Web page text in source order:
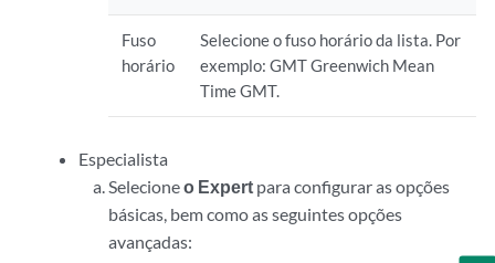
Fuso
horário
Selecione o fuso horário da lista. Por
exemplo: GMT Greenwich Mean
Time GMT.
Especialista
Selecioneo Expert para configurar as opções
básicas, bem como as seguintes opções
avançadas: